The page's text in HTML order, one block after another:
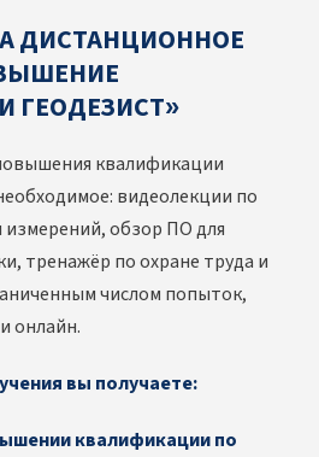
ДИСТАНЦИОННОЕ
ГЕОДЕЗИСТ»
квалификации
видеолекции по
обзор ПО для
тренажёр по охране труда и
числом попыток,
онлайн.
вы получаете:
квалификации по